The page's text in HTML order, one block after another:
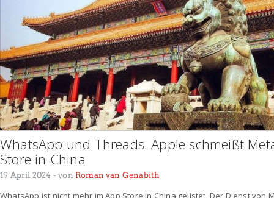
WhatsApp und Threads: Apple schmeißt
Store in China
19 April 2024 - von Roman van Genabith
WhatsApp ist nicht mehr im App Store in China gelistet. Der Dienst von